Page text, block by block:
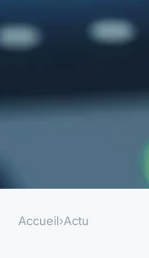
Accueil›Actu